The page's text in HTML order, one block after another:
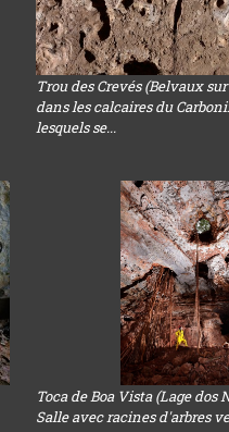
Trou des Crevés (Belvaux
dans les calcaires du
lesquels se...
Toca de Boa Vista (Lage dos
Salle avec racines d'arbres